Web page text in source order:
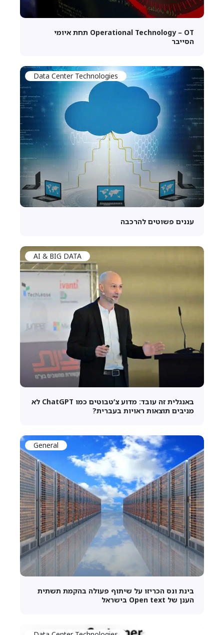
Operational Technology – OT תחת איומי
הסייבר
Data Center Technologies
עננים פשוטים להרכבה
AI & BIG DATA
באנגלית זה עובד: מדוע צ’טבוטים כמו ChatGPT לא
מניבים תוצאות ראויות בעברית?
General
בינת ונס הכריזו על שיתוף פעולה בהקמת תשתית
הענן של Open text בישראל